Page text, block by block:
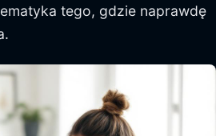
tego, gdzie naprawdę